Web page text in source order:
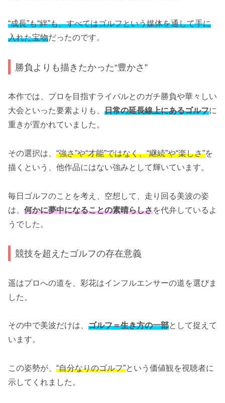
“成長”も“絆”も、すべてはゴルフという媒体を通して手に
入れた宝物だったのです。
勝負よりも描きたかった“豊かさ”
本作では、プロを目指すライバルとのガチ勝負や華々しい
大会といった要素よりも、 日常の延長線上にあるゴルフに
重きが置かれていました。
その選択は、 “強さ”や“才能”ではなく、“継続”や“楽しさ”を
描くという、他作品にはない強みとして輝いています。
毎日ゴルフのことを考え、空想して、走り回る美波の姿
は、 何かに夢中になることの素晴らしさを代弁しているよ
うでした。
競技を超えたゴルフの存在意義
遥はプロへの道を、彩花はインフルエンサーの道を選びま
した。
その中で美波だけは、 ゴルフ＝生き方の一部として捉えて
います。
この姿勢が、 “自分なりのゴルフ”という価値観を視聴者に
示してくれました。